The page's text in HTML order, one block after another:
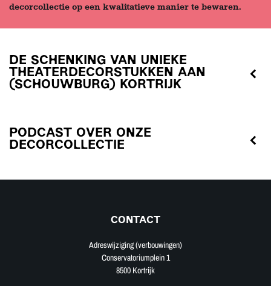
decorcollectie op een kwalitatieve manier te bewaren.
DE SCHENKING VAN UNIEKE
THEATERDECORSTUKKEN AAN
(SCHOUWBURG) KORTRIJK
PODCAST OVER ONZE
DECORCOLLECTIE
CONTACT
Adreswijziging (verbouwingen)
Conservatoriumplein 1
8500 Kortrijk